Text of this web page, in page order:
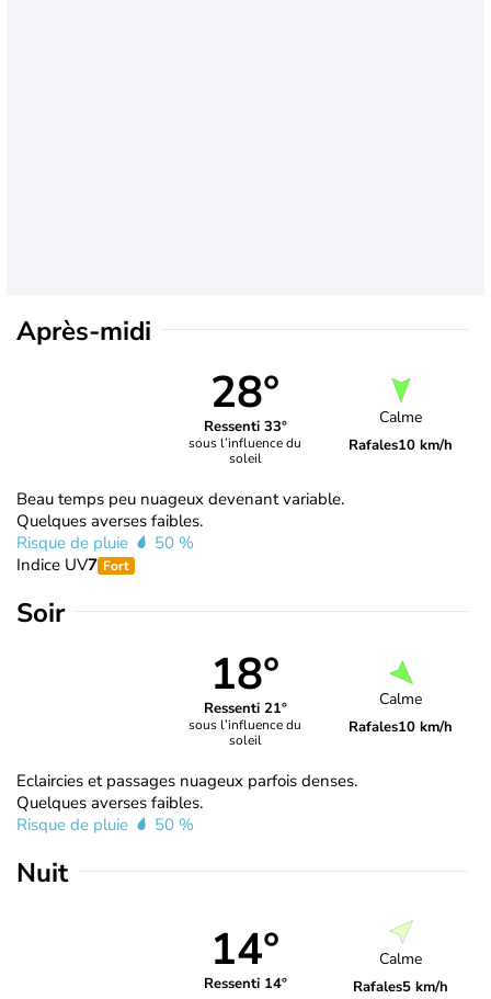
Après-midi
28°
Ressenti 33°
sous l’influence du
soleil
Calme
Rafales10 km/h
Beau temps peu nuageux devenant variable.
Quelques averses faibles.
Risque de pluie
50 %
Indice UV7 Fort
Soir
18°
Ressenti 21°
sous l’influence du
soleil
Calme
Rafales10 km/h
Eclaircies et passages nuageux parfois denses.
Quelques averses faibles.
Risque de pluie
50 %
Nuit
14°
Ressenti 14°
Calme
Rafales5 km/h